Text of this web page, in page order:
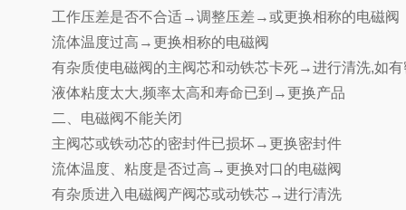
工作压差是否不合适→调整压差→或更换相称的电磁阀
流体温度过高→更换相称的电磁阀
有杂质使电磁阀的主阀芯和动铁芯卡死→进行清洗,如有
液体粘度太大,频率太高和寿命已到→更换产品
二、电磁阀不能关闭
主阀芯或铁动芯的密封件已损坏→更换密封件
流体温度、粘度是否过高→更换对口的电磁阀
有杂质进入电磁阀产阀芯或动铁芯→进行清洗